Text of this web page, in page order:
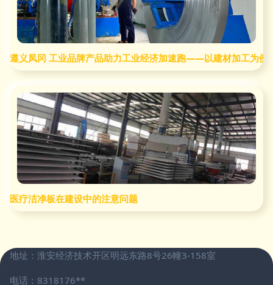
遵义凤冈 工业品牌产品助力工业经济加速跑——以建材加工为例
医疗洁净板在建设中的注意问题
地址：淮安经济技术开区明远东路8号26幢3-158室
电话：8318176**